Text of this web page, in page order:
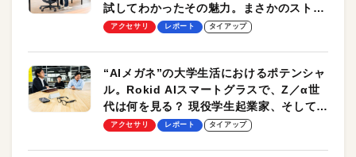
試してわかったその魅力。まさかのストレ
ッチ機能も搭載
アクセサリ レポート タイアップ
“AIメガネ”の大学生活におけるポテンシャ
ル。Rokid AIスマートグラスで、Z／α世
代は何を見る？ 現役学生起業家、そして教
授による体験会レポート【PR】
アクセサリ レポート タイアップ